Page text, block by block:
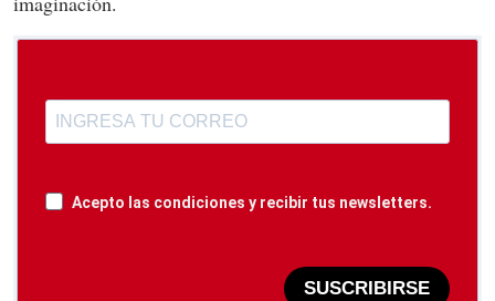
Acepto las condiciones y recibir tus newsletters.
SUSCRIBIRSE